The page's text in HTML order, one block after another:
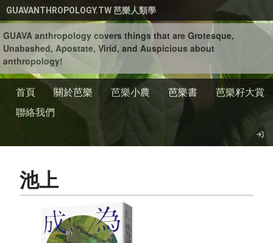
移至主內容
GUAVANTHROPOLOGY.TW 芭樂人類學
GUAVA anthropology covers things that are Grotesque,
Unabashed, Apostate, Virid, and Auspicious about
anthropology!
首頁 關於芭樂 芭樂小農 芭樂書
芭樂籽大賞
聯絡我們
池上